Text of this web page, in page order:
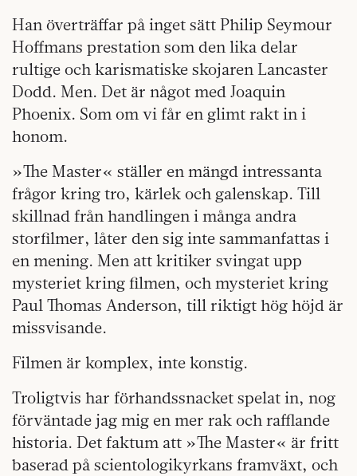
Han överträffar på inget sätt Philip Seymour
Hoffmans prestation som den lika delar
rultige och karismatiske skojaren Lancaster
Dodd. Men. Det är något med Joaquin
Phoenix. Som om vi får en glimt rakt in i
honom.
»The Master« ställer en mängd intressanta
frågor kring tro, kärlek och galenskap. Till
skillnad från handlingen i många andra
storfilmer, låter den sig inte sammanfattas i
en mening. Men att kritiker svingat upp
mysteriet kring filmen, och mysteriet kring
Paul Thomas Anderson, till riktigt hög höjd är
missvisande.
Filmen är komplex, inte konstig.
Troligtvis har förhandssnacket spelat in, nog
förväntade jag mig en mer rak och rafflande
historia. Det faktum att »The Master« är fritt
baserad på scientologikyrkans framväxt, och